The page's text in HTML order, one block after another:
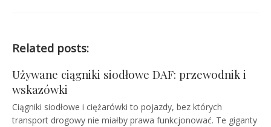
Related posts:
Używane ciągniki siodłowe DAF: przewodnik i
wskazówki
Ciągniki siodłowe i ciężarówki to pojazdy, bez których
transport drogowy nie miałby prawa funkcjonować. Te giganty